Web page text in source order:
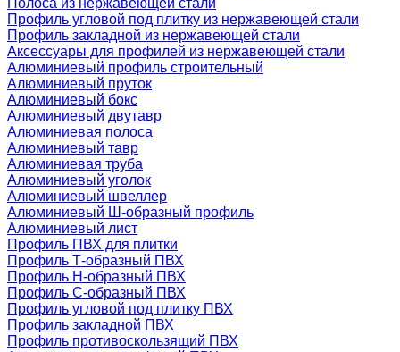
Полоса из нержавеющей стали
Профиль угловой под плитку из нержавеющей стали
Профиль закладной из нержавеющей стали
Аксессуары для профилей из нержавеющей стали
Алюминиевый профиль строительный
Алюминиевый пруток
Алюминиевый бокс
Алюминиевый двутавр
Алюминиевая полоса
Алюминиевый тавр
Алюминиевая труба
Алюминиевый уголок
Алюминиевый швеллер
Алюминиевый Ш-образный профиль
Алюминиевый лист
Профиль ПВХ для плитки
Профиль Т-образный ПВХ
Профиль H-образный ПВХ
Профиль C-образный ПВХ
Профиль угловой под плитку ПВХ
Профиль закладной ПВХ
Профиль противоскользящий ПВХ